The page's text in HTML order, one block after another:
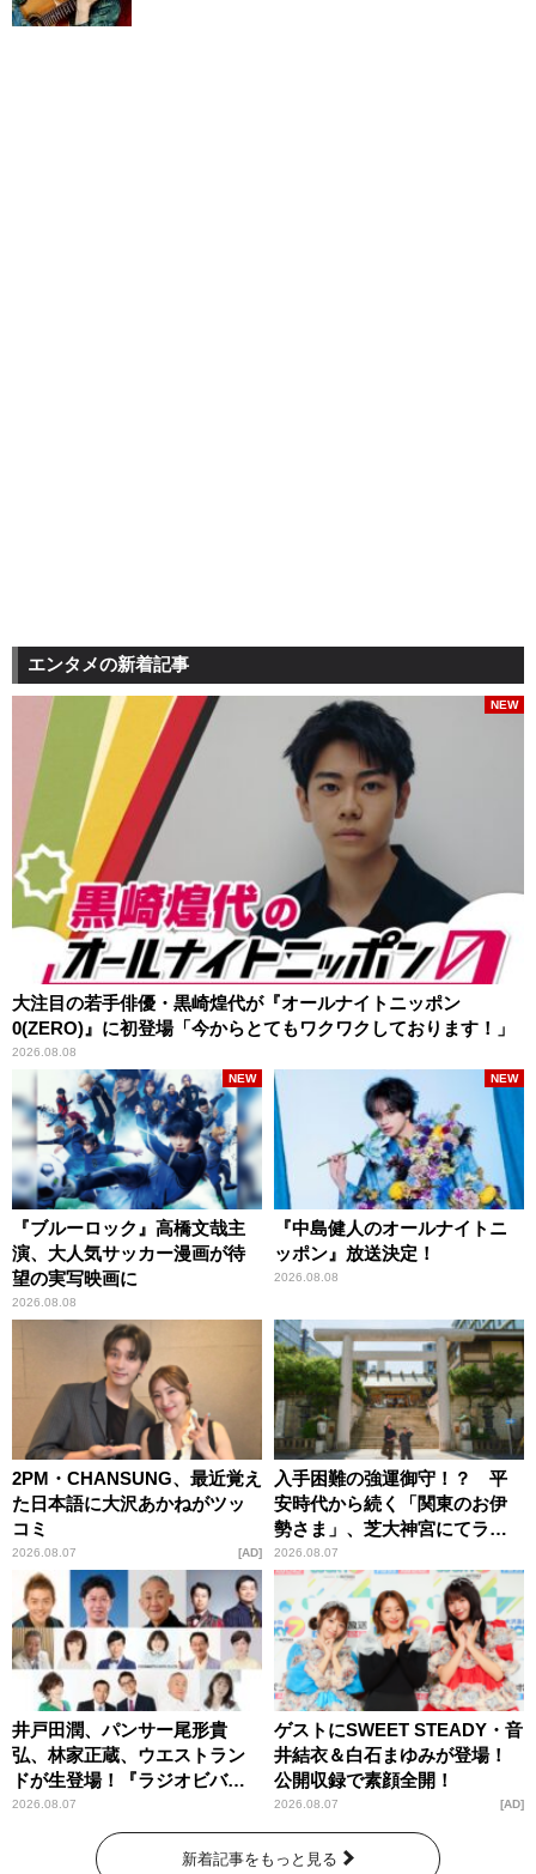
エンタメの新着記事
大注目の若手俳優・黒崎煌代が『オールナイトニッポン
0(ZERO)』に初登場「今からとてもワクワクしております！」
2026.08.08
NEW
『ブルーロック』高橋文哉主
演、大人気サッカー漫画が待
望の実写映画に
2026.08.08
NEW
『中島健人のオールナイトニ
ッポン』放送決定！
2026.08.08
NEW
2PM・CHANSUNG、最近覚え
た日本語に大沢あかねがツッ
コミ
2026.08.07 AD
入手困難の強運御守！？ 平
安時代から続く「関東のお伊
勢さま」、芝大神宮にてラン
パンプスが合格祈願！
2026.08.07
井戸田潤、パンサー尾形貴
弘、林家正蔵、ウエストラン
ドが生登場！『ラジオビバリ
ー昼ズ』
2026.08.07
ゲストにSWEET STEADY・音
井結衣＆白石まゆみが登場！
公開収録で素顔全開！
2026.08.07 AD
新着記事をもっと見る